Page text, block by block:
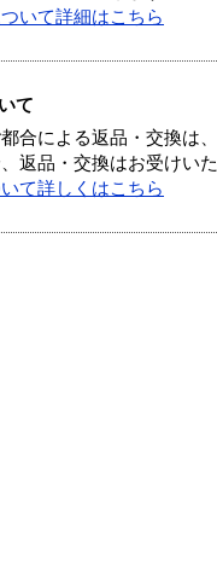
いて詳細はこちら
て
合による返品・交換は
返品・交換はお受けい
て詳しくはこちら